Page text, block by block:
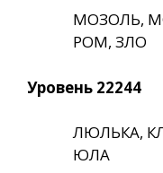
МОЗОЛЬ,
РОМ, ЗЛО
Уровень 22244
ЛЮЛЬКА,
ЮЛА